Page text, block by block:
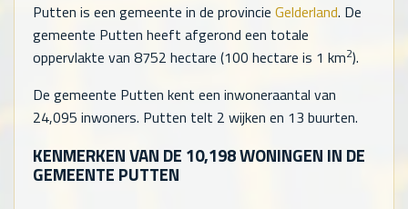
Putten is een gemeente in de provincie Gelderland. De
gemeente Putten heeft afgerond een totale
oppervlakte van 8752 hectare (100 hectare is 1 km2).
De gemeente Putten kent een inwoneraantal van
24,095 inwoners. Putten telt 2 wijken en 13 buurten.
KENMERKEN VAN DE 10,198WONINGEN IN DE
GEMEENTE PUTTEN